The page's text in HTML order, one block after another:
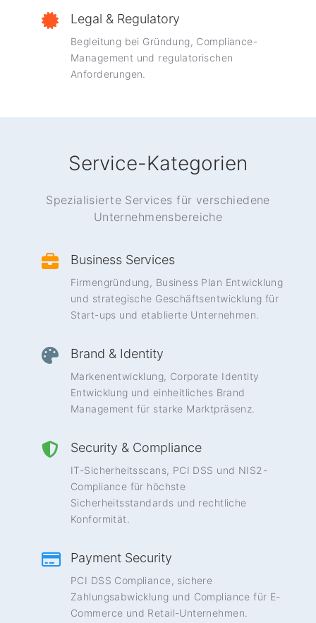
Legal & Regulatory
Begleitung bei Gründung, Compliance-
Management und regulatorischen
Anforderungen.
Service-Kategorien
Spezialisierte Services für verschiedene
Unternehmensbereiche
Business Services
Firmengründung, Business Plan Entwicklung
und strategische Geschäftsentwicklung für
Start-ups und etablierte Unternehmen.
Brand & Identity
Markenentwicklung, Corporate Identity
Entwicklung und einheitliches Brand
Management für starke Marktpräsenz.
Security & Compliance
IT-Sicherheitsscans, PCI DSS und NIS2-
Compliance für höchste
Sicherheitsstandards und rechtliche
Konformität.
Payment Security
PCI DSS Compliance, sichere
Zahlungsabwicklung und Compliance für E-
Commerce und Retail-Unternehmen.